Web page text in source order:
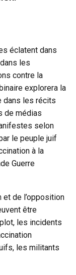
éclatent dans
les
contre la
explorera la
dans les récits
de médias
selon
le peuple juif
à la
Guerre
de l’opposition
être
les incidents
les militants